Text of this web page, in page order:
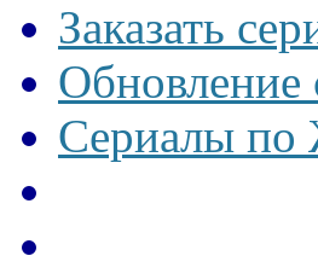
Заказать
Обновление
Сериалы по